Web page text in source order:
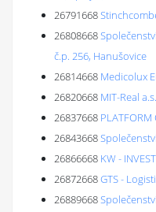
26791668
26808668
č.p. 256, Hanušovice
26814668 Medicolux
26820668 MIT-Real a.s.
26837668 PLATFORM
26843668
26866668 KW -
26872668GTS -
26889668